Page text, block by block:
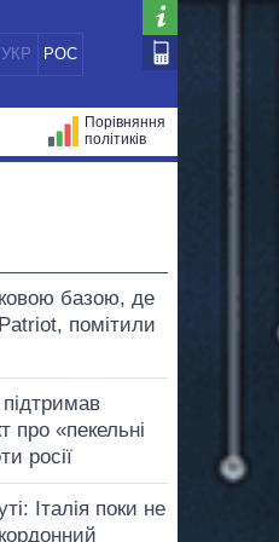
УКР РОС
Порівняння
політиків
базою, де
помітили
про «пекельні
росії
Італія поки не